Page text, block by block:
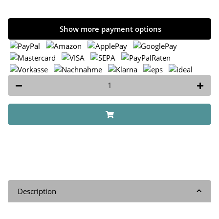
Show more payment options
Description